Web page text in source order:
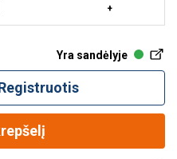
Yra sandėlyje